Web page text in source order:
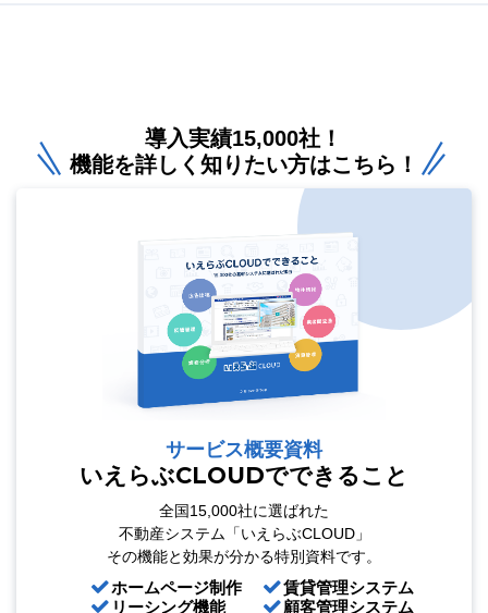
導入実績15,000社！
機能を詳しく知りたい方はこちら！
サービス概要資料
いえらぶCLOUDでできること
全国15,000社に選ばれた
不動産システム「いえらぶCLOUD」
その機能と効果が分かる特別資料です。
ホームページ制作
リーシング機能
賃貸管理システム
顧客管理システム